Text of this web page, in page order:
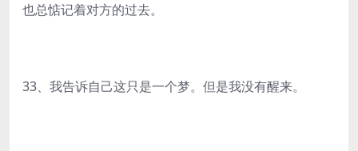
也总惦记着对方的过去。
33、我告诉自己这只是一个梦。但是我没有醒来。